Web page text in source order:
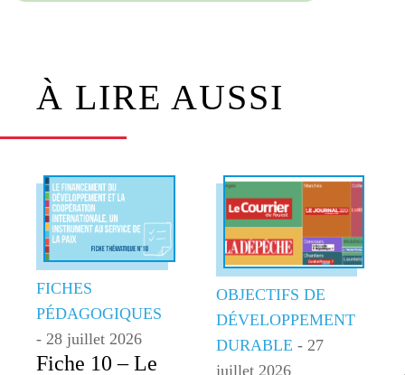
À LIRE AUSSI
FICHES
PÉDAGOGIQUES
- 28 juillet 2026
Fiche 10 – Le
OBJECTIFS DE
DÉVELOPPEMENT
DURABLE - 27
juillet 2026